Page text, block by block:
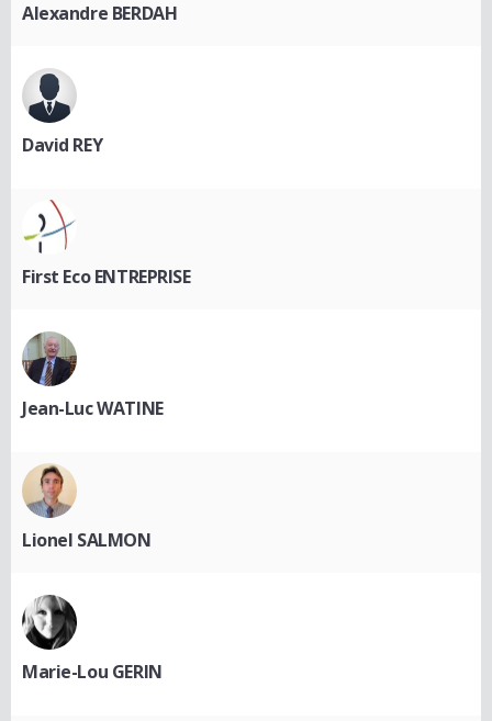
Alexandre BERDAH
David REY
First Eco ENTREPRISE
Jean-Luc WATINE
Lionel SALMON
Marie-Lou GERIN